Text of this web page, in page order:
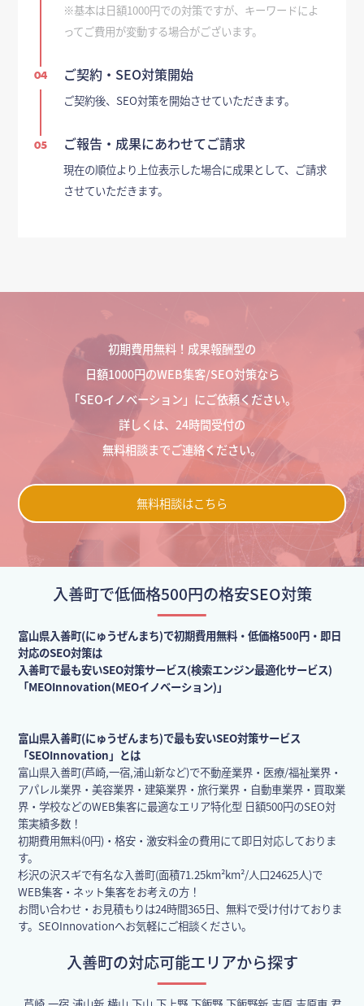
※基本は日額1000円での対策ですが、キーワードによ
ってご費用が変動する場合がございます。
04 ご契約・SEO対策開始
ご契約後、SEO対策を開始させていただきます。
05 ご報告・成果にあわせてご請求
現在の順位より上位表示した場合に成果として、ご請求
させていただきます。
初期費用無料！成果報酬型の
日額1000円のWEB集客/SEO対策なら
「SEOイノベーション」にご依頼ください。
詳しくは、24時間受付の
無料相談までご連絡ください。
無料相談はこちら
入善町で低価格500円の格安SEO対策
富山県入善町(にゅうぜんまち)で初期費用無料・低価格500円・即日
対応のSEO対策は
入善町で最も安いSEO対策サービス(検索エンジン最適化サービス)
「MEOInnovation(MEOイノベーション)」
富山県入善町(にゅうぜんまち)で最も安いSEO対策サービス
「SEOInnovation」とは
富山県入善町(芦崎,一宿,浦山新など)で不動産業界・医療/福祉業界・
アパレル業界・美容業界・建築業界・旅行業界・自動車業界・買取業
界・学校などのWEB集客に最適なエリア特化型 日額500円のSEO対
策実績多数！
初期費用無料(0円)・格安・激安料金の費用にて即日対応しておりま
す。
杉沢の沢スギで有名な入善町(面積71.25km²km²/人口24625人)で
WEB集客・ネット集客をお考えの方！
お問い合わせ・お見積もりは24時間365日、無料で受け付けておりま
す。SEOInnovationへお気軽にご相談ください。
入善町の対応可能エリアから探す